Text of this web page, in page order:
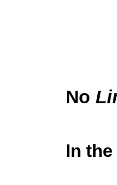
No
In the